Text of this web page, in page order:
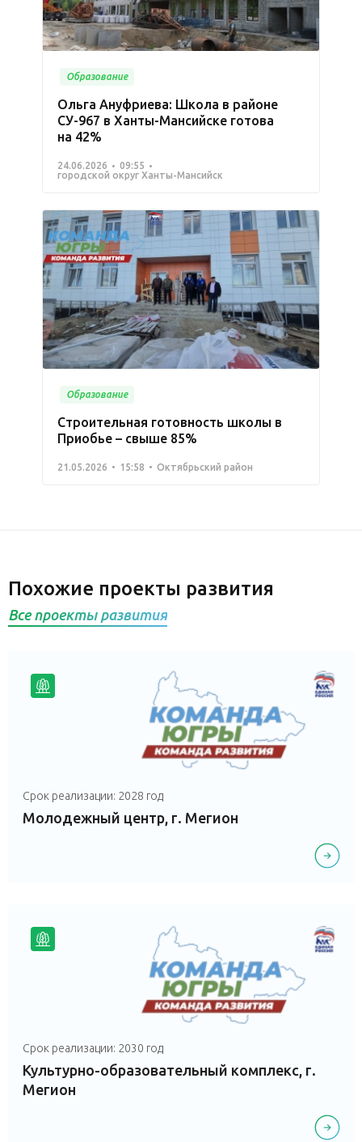
Образование
Ольга Ануфриева: Школа в районе
СУ-967 в Ханты-Мансийске готова
на 42%
24.06.2026
09:55
городской округ Ханты-Мансийск
Образование
Строительная готовность школы в
Приобье – свыше 85%
21.05.2026 15:58 Октябрьский район
Похожие проекты развития
Все проекты развития
Срок реализации: 2028 год
Молодежный центр, г. Мегион
Срок реализации: 2030 год
Культурно-образовательный комплекс, г.
Мегион